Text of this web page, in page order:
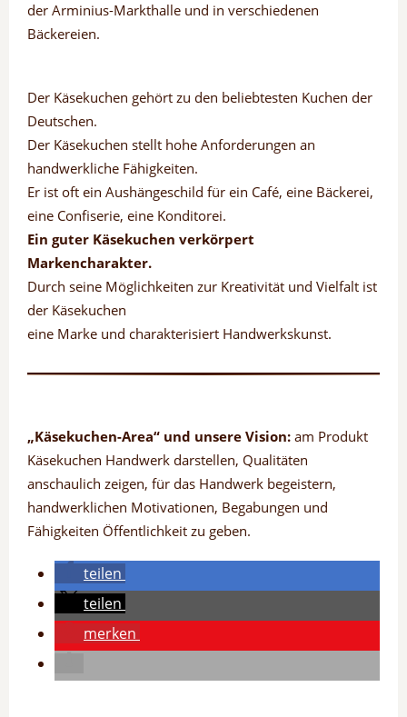
der Arminius-Markthalle und in verschiedenen
Bäckereien.
Der Käsekuchen gehört zu den beliebtesten Kuchen der
Deutschen.
Der Käsekuchen stellt hohe Anforderungen an
handwerkliche Fähigkeiten.
Er ist oft ein Aushängeschild für ein Café, eine Bäckerei,
eine Confiserie, eine Konditorei.
Ein guter Käsekuchen verkörpert
Markencharakter.
Durch seine Möglichkeiten zur Kreativität und Vielfalt ist
der Käsekuchen
eine Marke und charakterisiert Handwerkskunst.
„Käsekuchen-Area“ und unsere Vision: am Produkt
Käsekuchen Handwerk darstellen, Qualitäten
anschaulich zeigen, für das Handwerk begeistern,
handwerklichen Motivationen, Begabungen und
Fähigkeiten Öffentlichkeit zu geben.
teilen
teilen
merken